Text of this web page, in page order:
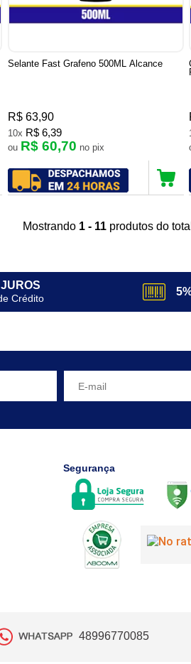
Selante Fast Grafeno 500ML Alcance
R$ 63,90
10x R$ 6,39
ou R$ 60,70 no pix
Mostrando 1 - 11 produtos do
Crédito
Segurança
48996770085